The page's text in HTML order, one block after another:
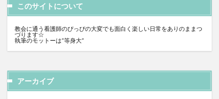
このサイトについて
教会に通う看護師のぴっぴの大変でも面白く楽しい日常をありのままつ
づります☆
執筆のモットーは”等身大”
アーカイブ